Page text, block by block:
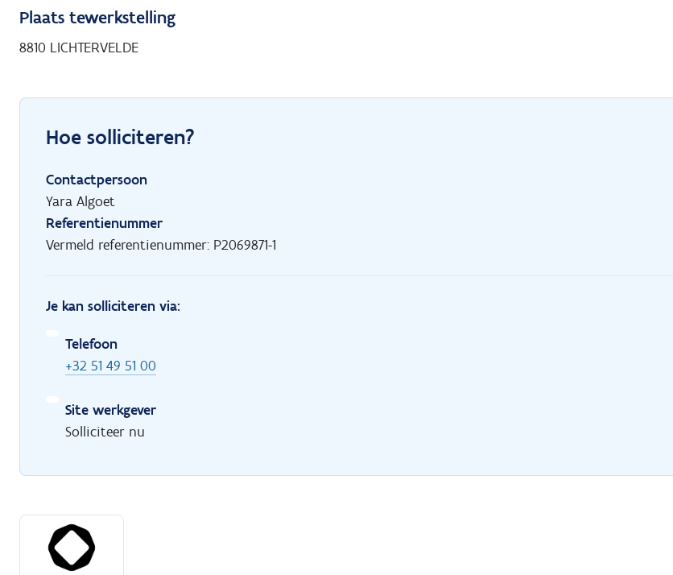
Plaats tewerkstelling
8810 LICHTERVELDE
Hoe solliciteren?
Contactpersoon
Yara Algoet
Referentienummer
Vermeld referentienummer: P2069871-1
Je kan solliciteren via:
Telefoon
+32 51 49 51 00
Site werkgever
Solliciteer nu